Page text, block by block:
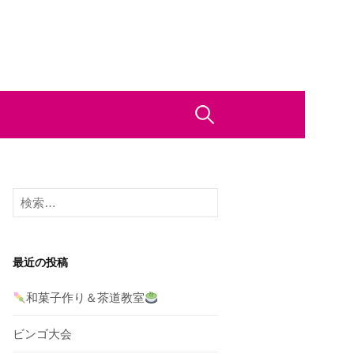
検
検
索:
最近の投稿
和菓子作り＆茶道教室
ビンゴ大会